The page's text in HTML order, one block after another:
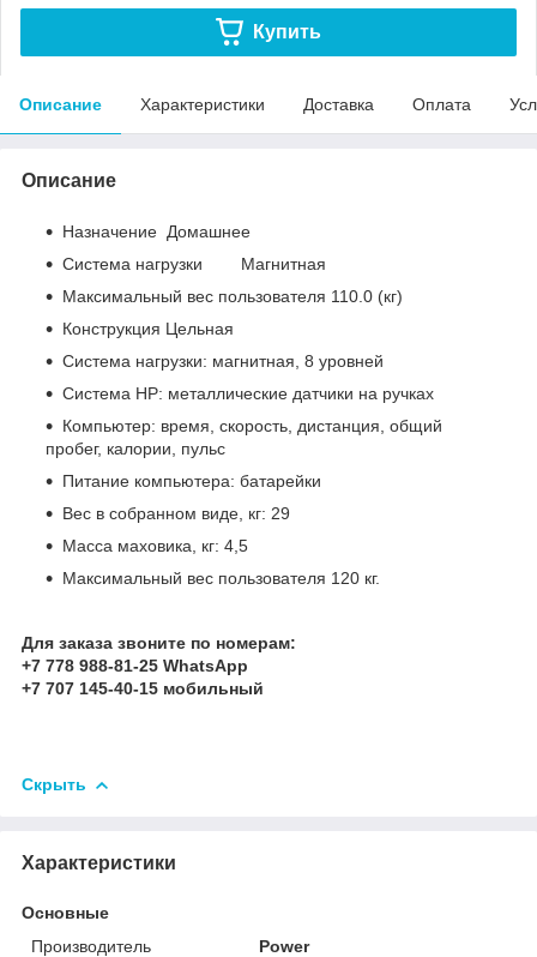
Купить
Описание Характеристики Доставка Оплата
Описание
Назначение Домашнее
Система нагрузки Магнитная
Максимальный вес пользователя 110.0 (кг)
Конструкция Цельная
Система нагрузки: магнитная, 8 уровней
Система НР: металлические датчики на ручках
Компьютер: время, скорость, дистанция, общий
пробег, калории, пульс
Питание компьютера: батарейки
Вес в собранном виде, кг: 29
Масса маховика, кг: 4,5
Максимальный вес пользователя 120 кг.
Для заказа звоните по номерам:
+7 778 988-81-25 WhatsApp
+7 707 145-40-15 мобильный
Скрыть
Характеристики
Основные
Производитель
Power